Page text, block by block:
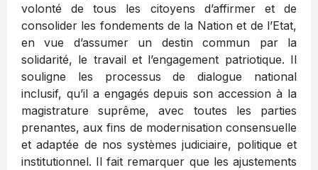
volonté de tous les citoyens d’affirmer et de
consolider les fondements de la Nation et de l’Etat,
en vue d’assumer un destin commun par la
solidarité, le travail et l’engagement patriotique. Il
souligne les processus de dialogue national
inclusif, qu’il a engagés depuis son accession à la
magistrature suprême, avec toutes les parties
prenantes, aux fins de modernisation consensuelle
et adaptée de nos systèmes judiciaire, politique et
institutionnel. Il fait remarquer que les ajustements